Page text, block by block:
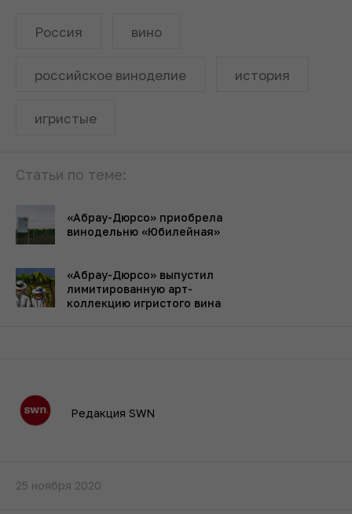
Россия вино
российское виноделие история
игристые
Статьи по теме:
«Абрау-Дюрсо» приобрела
винодельню «Юбилейная»
«Абрау-Дюрсо» выпустил
лимитированную арт-
коллекцию игристого вина
Редакция SWN
25 ноября 2020